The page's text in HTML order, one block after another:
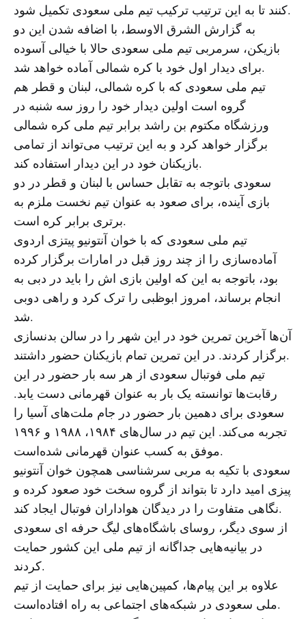
کنند تا به این ترتیب ترکیب تیم ملی سعودی تکمیل شود.
به گزارش الشرق الاوسط، با اضافه شدن این دو
بازیکن، سرمربی تیم ملی سعودی حالا با خیالی آسوده
برای دیدار اول خود با کره شمالی آماده خواهد شد.
تیم ملی سعودی که با کره شمالی، لبنان و قطر هم
گروه است اولین دیدار خود را روز سه شنبه در
ورزشگاه مکتوم بن راشد برابر تیم ملی کره شمالی
برگزار خواهد کرد و به این ترتیب می‌تواند از تمامی
بازیکنان خود در این دیدار استفاده کند.
سعودی باتوجه به تقابل حساس با لبنان و قطر در دو
بازی آینده، برای صعود به عنوان تیم نخست ملزم به
برتری برابر کره است.
تیم ملی سعودی که با خوان آنتونیو پیتزی اردوی
آماده‌سازی را از چند روز قبل در امارات برگزار کرده
بود، باتوجه به این که اولین بازی اش را باید در دبی به
انجام برساند، امروز ابوظبی را ترک کرد و راهی دوبی
شد.
آن‌ها آخرین تمرین خود در این شهر را در سالن بدنسازی
برگزار کردند. در این تمرین تمام بازیکنان حضور داشتند.
تیم ملی فوتبال سعودی از هر سه بار حضور در این
رقابت‌ها توانسته یک بار به عنوان قهرمانی دست یابد.
سعودی برای دهمین بار حضور در جام ملت‌های آسیا را
تجربه می‌کند. این تیم در سال‌های ۱۹۸۴، ۱۹۸۸ و ۱۹۹۶
موفق به کسب عنوان قهرمانی شده‌است.
سعودی با تکیه به مربی سرشناسی همچون خوان آنتونیو
پیزی امید دارد تا بتواند از گروه سخت خود صعود کرده و
نگاهی متفاوت را در دیدگان هواداران فوتبال ایجاد کند.
از سوی دیگر، روسای باشگاه‌های لیگ حرفه ای سعودی
در بیانیه‌هایی جداگانه از تیم ملی این کشور حمایت
کردند.
علاوه بر این پیام‌ها، کمپین‌هایی نیز برای حمایت از تیم
ملی سعودی در شبکه‌های اجتماعی به راه افتاده‌است.